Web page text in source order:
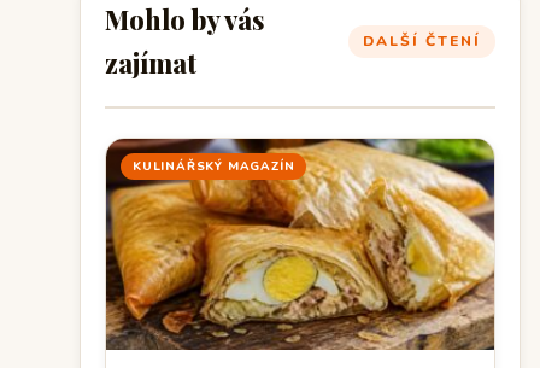
Mohlo by vás
zajímat
DALŠÍ ČTENÍ
KULINÁŘSKÝ MAGAZÍN